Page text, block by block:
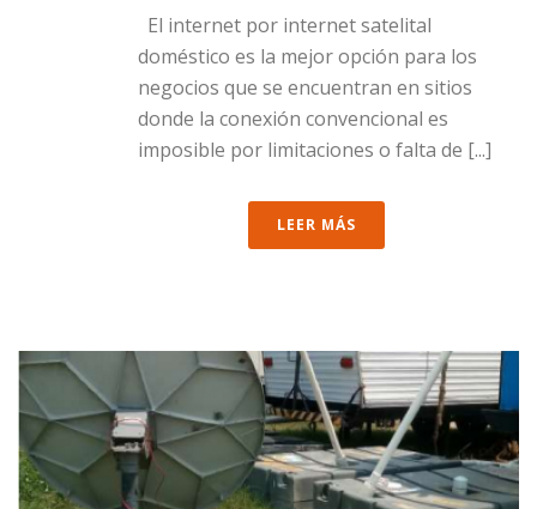
El internet por internet satelital
doméstico es la mejor opción para los
negocios que se encuentran en sitios
donde la conexión convencional es
imposible por limitaciones o falta de [...]
LEER MÁS